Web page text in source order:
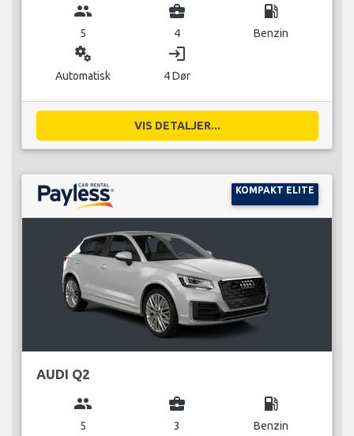
group
5
business_center
4
local_gas_station
Benzin
miscellaneous_services
Automatisk
login
4 Dør
VIS DETALJER...
KOMPAKT ELITE
AUDI Q2
group
5
business_center
3
local_gas_station
Benzin